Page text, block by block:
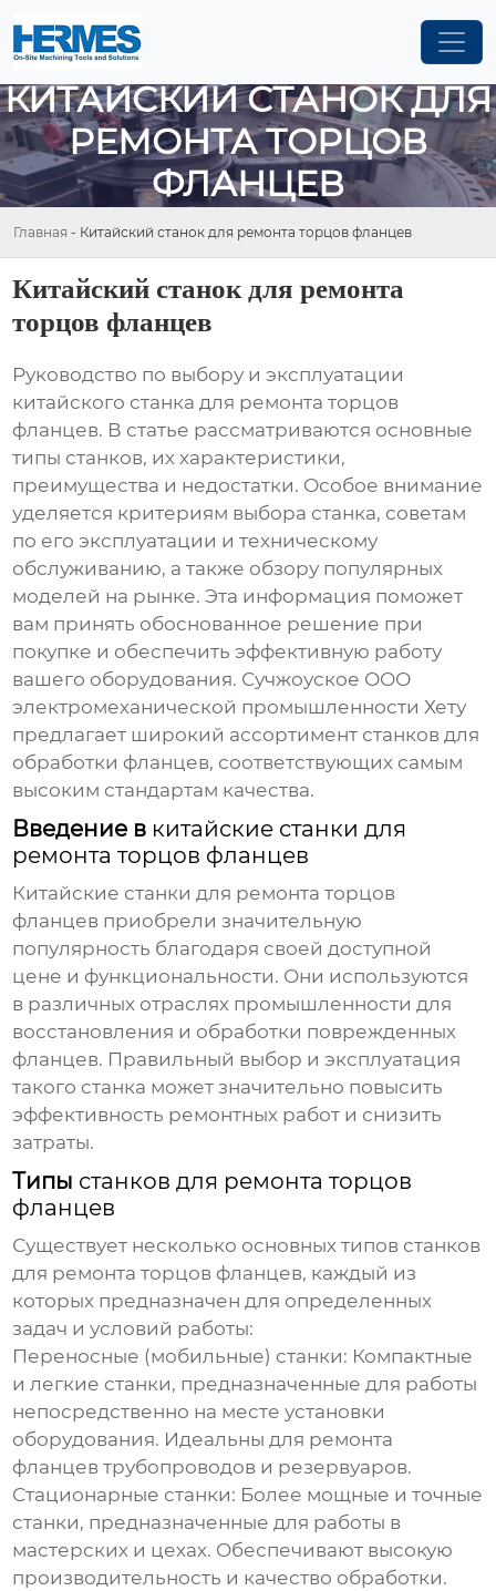
КИТАЙСКИЙ СТАНОК ДЛЯ
РЕМОНТА ТОРЦОВ
ФЛАНЦЕВ
Главная - Китайский станок для ремонта торцов фланцев
Китайский станок для ремонта
торцов фланцев
Руководство по выбору и эксплуатации
китайского станка для ремонта торцов
фланцев. В статье рассматриваются основные
типы станков, их характеристики,
преимущества и недостатки. Особое внимание
уделяется критериям выбора станка, советам
по его эксплуатации и техническому
обслуживанию, а также обзору популярных
моделей на рынке. Эта информация поможет
вам принять обоснованное решение при
покупке и обеспечить эффективную работу
вашего оборудования. Сучжоуское ООО
электромеханической промышленности Хету
предлагает широкий ассортимент станков для
обработки фланцев, соответствующих самым
высоким стандартам качества.
Введение в китайские станки для
ремонта торцов фланцев
Китайские станки для ремонта торцов
фланцев приобрели значительную
популярность благодаря своей доступной
цене и функциональности. Они используются
в различных отраслях промышленности для
восстановления и обработки поврежденных
фланцев. Правильный выбор и эксплуатация
такого станка может значительно повысить
эффективность ремонтных работ и снизить
затраты.
Типы станков для ремонта торцов
фланцев
Существует несколько основных типов станков
для ремонта торцов фланцев, каждый из
которых предназначен для определенных
задач и условий работы:
Переносные (мобильные) станки: Компактные
и легкие станки, предназначенные для работы
непосредственно на месте установки
оборудования. Идеальны для ремонта
фланцев трубопроводов и резервуаров.
Стационарные станки: Более мощные и точные
станки, предназначенные для работы в
мастерских и цехах. Обеспечивают высокую
производительность и качество обработки.